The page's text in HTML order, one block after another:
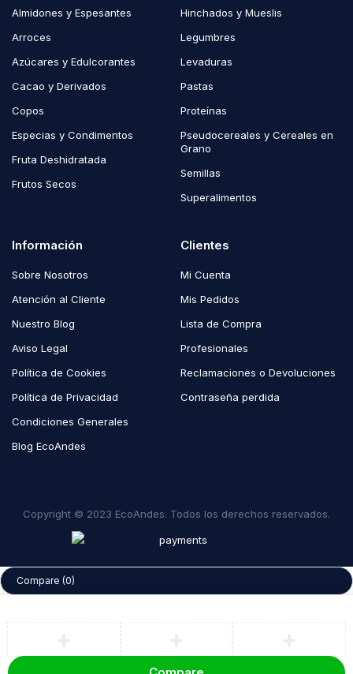
Almidones y Espesantes
Arroces
Azúcares y Edulcorantes
Cacao y Derivados
Copos
Especias y Condimentos
Fruta Deshidratada
Frutos Secos
Hinchados y Mueslis
Legumbres
Levaduras
Pastas
Proteínas
Pseudocereales y Cereales en
Grano
Semillas
Superalimentos
Información
Sobre Nosotros
Atención al Cliente
Nuestro Blog
Aviso Legal
Política de Cookies
Política de Privacidad
Condiciones Generales
Blog EcoAndes
Clientes
Mi Cuenta
Mis Pedidos
Lista de Compra
Profesionales
Reclamaciones o Devoluciones
Contraseña perdida
Copyright © 2023 EcoAndes. Todos los derechos reservados.
Compare (0)